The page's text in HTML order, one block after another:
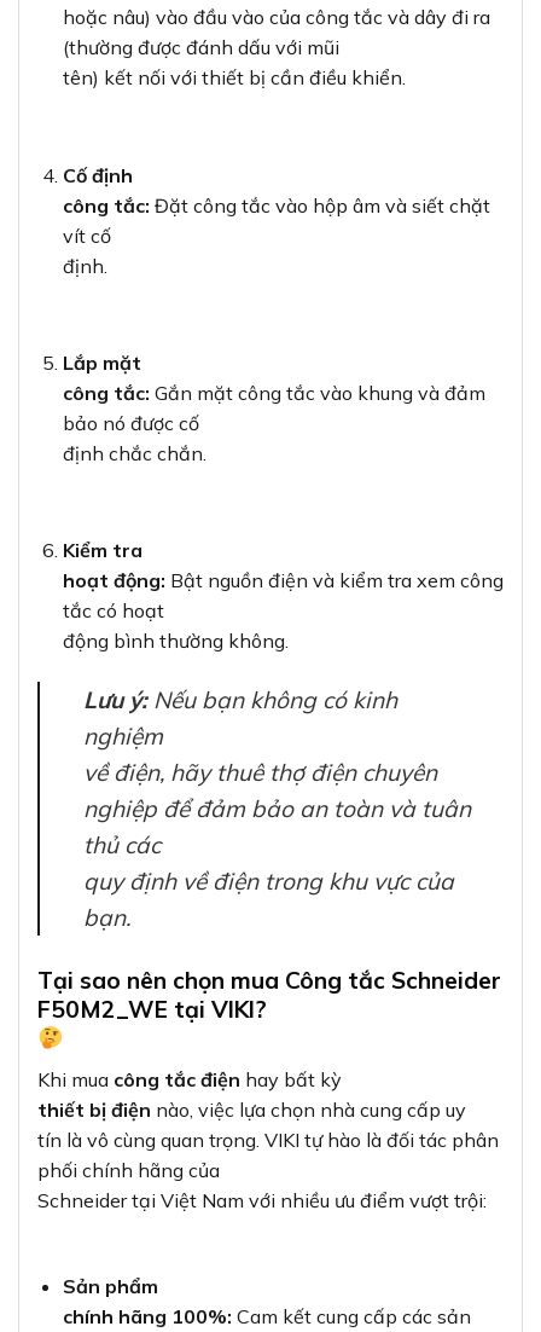
hoặc nâu) vào đầu vào của công tắc và dây đi ra
(thường được đánh dấu với mũi
tên) kết nối với thiết bị cần điều khiển.
Cố định
công tắc: Đặt công tắc vào hộp âm và siết chặt
vít cố
định.
Lắp mặt
công tắc: Gắn mặt công tắc vào khung và đảm
bảo nó được cố
định chắc chắn.
Kiểm tra
hoạt động: Bật nguồn điện và kiểm tra xem công
tắc có hoạt
động bình thường không.
Lưu ý:Nếu bạn không có kinh
nghiệm
về điện, hãy thuê thợ điện chuyên
nghiệp để đảm bảo an toàn và tuân
thủ các
quy định về điện trong khu vực của
bạn.
Tại sao nên chọn mua Công tắc Schneider
F50M2_WE tại VIKI?
Khi mua công tắc điện hay bất kỳ
thiết bị điện nào, việc lựa chọn nhà cung cấp uy
tín là vô cùng quan trọng. VIKI tự hào là đối tác phân
phối chính hãng của
Schneider tại Việt Nam với nhiều ưu điểm vượt trội:
Sản phẩm
chính hãng 100%: Cam kết cung cấp các sản